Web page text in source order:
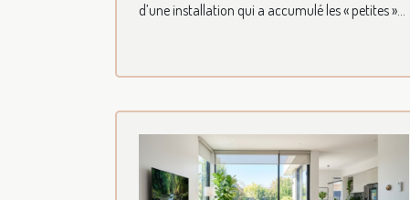
d’une installation qui a accumulé les « petites »...